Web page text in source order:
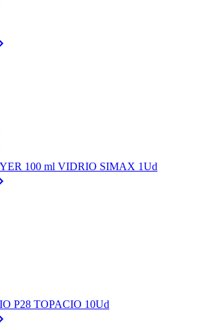
100 ml VIDRIO SIMAX 1Ud
P28 TOPACIO 10Ud